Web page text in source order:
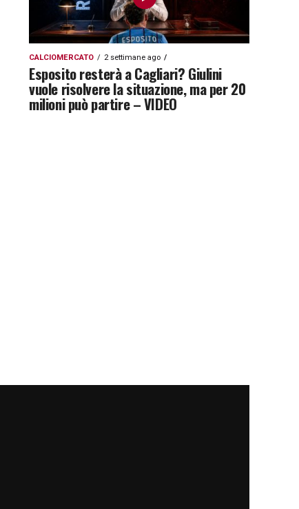
CALCIOMERCATO 2 settimane ago
Esposito resterà a Cagliari? Giulini
vuole risolvere la situazione, ma per 20
milioni può partire – VIDEO